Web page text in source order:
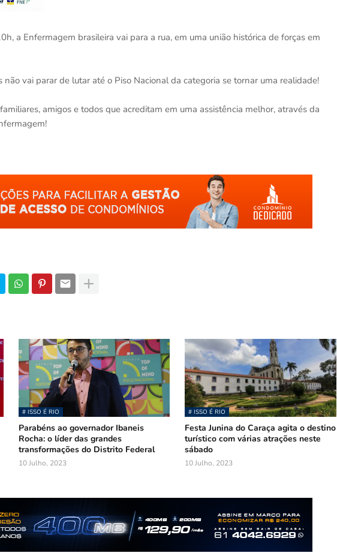
a Enfermagem brasileira vai para a rua, em uma união histórica de forças em
vai parar de lutar até o Piso Nacional da categoria se tornar uma realidade!
amigos e todos que acreditam em uma assistência melhor, através da
# ISSO É RIO
Parabéns ao governador Ibaneis
Rocha: o líder das grandes
transformações do Distrito Federal
10 Julho, 2023
# ISSO É RIO
Festa Junina do Caraça agita o destino
turístico com várias atrações neste
sábado
10 Julho, 2023